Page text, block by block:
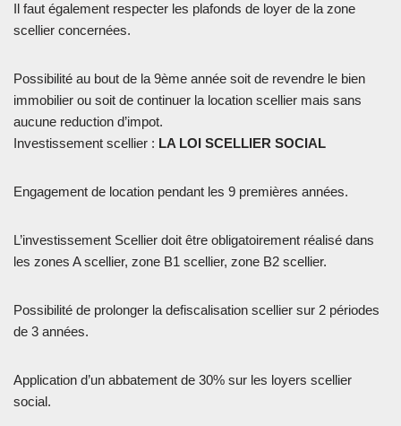
Il faut également respecter les plafonds de loyer de la zone
scellier concernées.
Possibilité au bout de la 9ème année soit de revendre le bien
immobilier ou soit de continuer la location scellier mais sans
aucune reduction d’impot.
Investissement scellier : LA LOI SCELLIER SOCIAL
Engagement de location pendant les 9 premières années.
L’investissement Scellier doit être obligatoirement réalisé dans
les zones A scellier, zone B1 scellier, zone B2 scellier.
Possibilité de prolonger la defiscalisation scellier sur 2 périodes
de 3 années.
Application d’un abbatement de 30% sur les loyers scellier
social.